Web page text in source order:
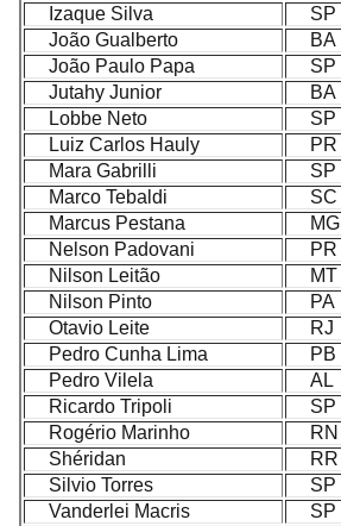
Izaque Silva
SP
João Gualberto
BA
João Paulo Papa
SP
Jutahy Junior
BA
Lobbe Neto
SP
Luiz Carlos Hauly
PR
Mara Gabrilli
SP
Marco Tebaldi
SC
Marcus Pestana
MG
Nelson Padovani
PR
Nilson Leitão
MT
Nilson Pinto
PA
Otavio Leite
RJ
Pedro Cunha Lima
PB
Pedro Vilela
AL
Ricardo Tripoli
SP
Rogério Marinho
RN
Shéridan
RR
Silvio Torres
SP
Vanderlei Macris
SP